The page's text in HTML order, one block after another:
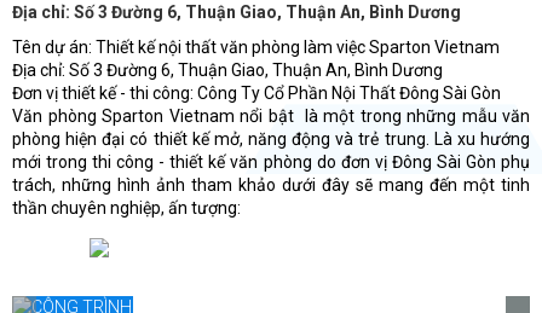
Địa chỉ: Số 3 Đường 6, Thuận Giao, Thuận An, Bình Dương
Tên dự án: Thiết kế nội thất văn phòng làm việc Sparton Vietnam
Địa chỉ: Số 3 Đường 6, Thuận Giao, Thuận An, Bình Dương
Đơn vị thiết kế - thi công: Công Ty Cổ Phần Nội Thất Đông Sài Gòn
Văn phòng Sparton Vietnam nổi bật là một trong những mẫu văn
phòng hiện đại có thiết kế mở, năng động và trẻ trung. Là xu hướng
mới trong thi công - thiết kế văn phòng do đơn vị Đông Sài Gòn phụ
trách, những hình ảnh tham khảo dưới đây sẽ mang đến một tinh
thần chuyên nghiệp, ấn tượng: